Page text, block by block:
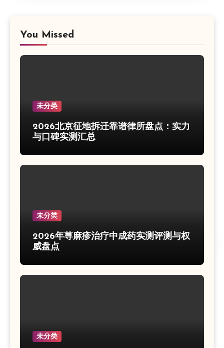
You Missed
未分类
2026北京征地拆迁靠谱律所盘点：实力
与口碑实测汇总
未分类
2026年荨麻疹治疗中成药实测评测与权
威盘点
未分类